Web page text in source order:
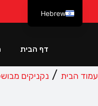
דף הבית
עמוד הבית / נקניקים
Hebrew